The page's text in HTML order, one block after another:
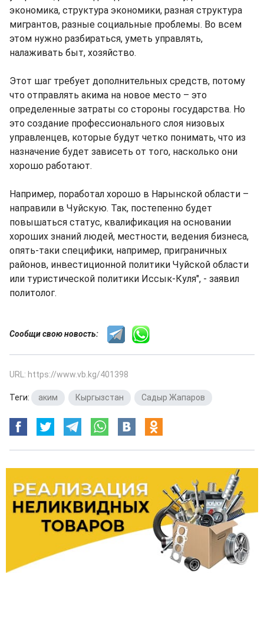
экономика, структура экономики, разная структура
мигрантов, разные социальные проблемы. Во всем
этом нужно разбираться, уметь управлять,
налаживать быт, хозяйство.
Этот шаг требует дополнительных средств, потому
что отправлять акима на новое место – это
определенные затраты со стороны государства. Но
это создание профессионального слоя низовых
управленцев, которые будут четко понимать, что из
назначение будет зависеть от того, насколько они
хорошо работают.
Например, поработал хорошо в Нарынской области –
направили в Чуйскую. Так, постепенно будет
повышаться статус, квалификация на основании
хороших знаний людей, местности, ведения бизнеса,
опять-таки специфики, например, приграничных
районов, инвестиционной политики Чуйской области
или туристической политики Иссык-Куля", - заявил
политолог.
Сообщи свою новость:
URL: https://www.vb.kg/401398
Теги: аким Кыргызстан Садыр Жапаров